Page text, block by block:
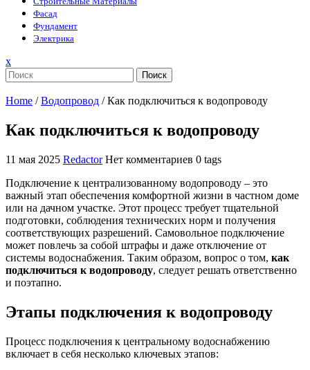
Фасад
Фундамент
Электрика
xЗакрыть
меню
Поиск
Home /Водопровод /Как подключиться к водопроводу
Как подключиться к водопроводу
11 мая 2025 Redactor Нет комментариев 0 tags
Подключение к централизованному водопроводу – это
важный этап обеспечения комфортной жизни в частном доме
или на дачном участке. Этот процесс требует тщательной
подготовки, соблюдения технических норм и получения
соответствующих разрешений. Самовольное подключение
может повлечь за собой штрафы и даже отключение от
системы водоснабжения. Таким образом, вопрос о том, как
подключиться к водопроводу, следует решать ответственно
и поэтапно.
Этапы подключения к водопроводу
Процесс подключения к центральному водоснабжению
включает в себя несколько ключевых этапов: